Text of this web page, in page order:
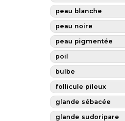
peau blanche
peau noire
peau pigmentée
poil
bulbe
follicule pileux
glande sébacée
glande sudoripare